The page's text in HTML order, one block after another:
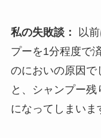
私の失敗談：
以
プーを1分程度で
のにおいの原因で
と、シャンプー
になってしまいま